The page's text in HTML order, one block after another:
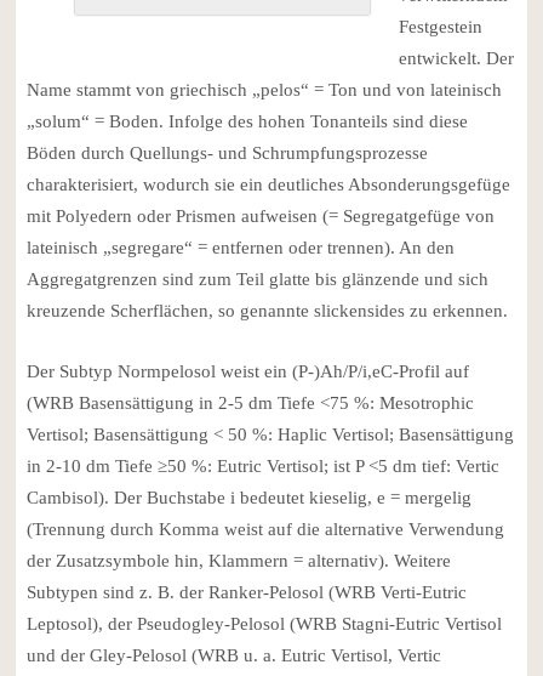
Festgestein
entwickelt. Der
Name stammt von griechisch „pelos“ = Ton und von lateinisch
„solum“ = Boden. Infolge des hohen Tonanteils sind diese
Böden durch Quellungs- und Schrumpfungsprozesse
charakterisiert, wodurch sie ein deutliches Absonderungsgefüge
mit Polyedern oder Prismen aufweisen (= Segregatgefüge von
lateinisch „segregare“ = entfernen oder trennen). An den
Aggregatgrenzen sind zum Teil glatte bis glänzende und sich
kreuzende Scherflächen, so genannte slickensides zu erkennen.
Der Subtyp Normpelosol weist ein (P-)Ah/P/i,eC-Profil auf
(WRB Basensättigung in 2-5 dm Tiefe <75 %: Mesotrophic
Vertisol; Basensättigung < 50 %: Haplic Vertisol; Basensättigung
in 2-10 dm Tiefe ≥50 %: Eutric Vertisol; ist P <5 dm tief: Vertic
Cambisol). Der Buchstabe i bedeutet kieselig, e = mergelig
(Trennung durch Komma weist auf die alternative Verwendung
der Zusatzsymbole hin, Klammern = alternativ). Weitere
Subtypen sind z. B. der Ranker-Pelosol (WRB Verti-Eutric
Leptosol), der Pseudogley-Pelosol (WRB Stagni-Eutric Vertisol
und der Gley-Pelosol (WRB u. a. Eutric Vertisol, Vertic